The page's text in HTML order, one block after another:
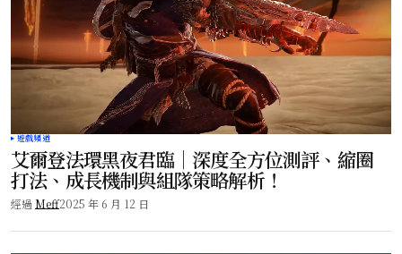
遊戲頻道
艾爾登法環黑夜君臨｜深度全方位測評、縮圈
打法、成長機制與組隊策略解析！
經過 Meff2025 年 6 月 12 日